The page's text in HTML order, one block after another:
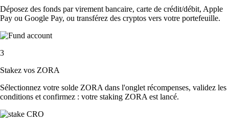
Déposez des fonds par virement bancaire, carte de crédit/débit, Apple
Pay ou Google Pay, ou transférez des cryptos vers votre portefeuille.
3
Stakez vos ZORA
Sélectionnez votre solde ZORA dans l'onglet récompenses, validez les
conditions et confirmez : votre staking ZORA est lancé.